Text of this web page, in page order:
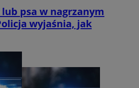
psa w nagrzanym
wyjaśnia, jak